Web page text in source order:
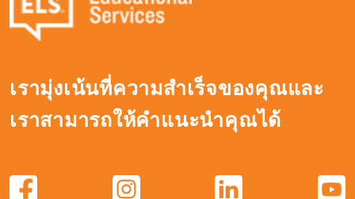
เรามุ่งเน้นที่ความสำเร็จของคุณและ
เราสามารถให้คำแนะนำคุณได้